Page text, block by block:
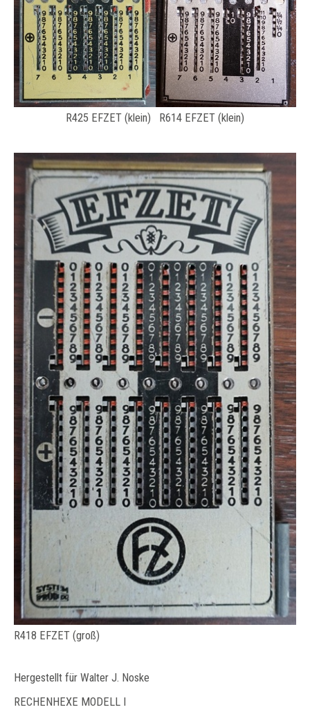
R425 EFZET (klein) R614 EFZET (klein)
R418 EFZET (groß)
Hergestellt für Walter J. Noske
RECHENHEXE MODELL I